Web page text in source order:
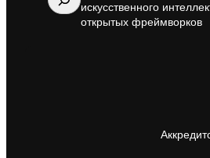
искусственного
открытых фреймворков